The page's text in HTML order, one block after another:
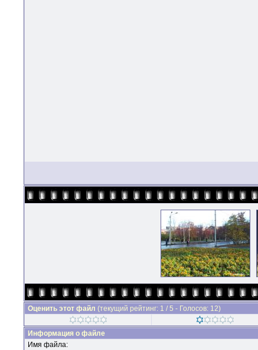
Оценить этот файл (текущий рейтинг: 1 / 5 - Голосов: 12)
Информация о файле
Имя файла: